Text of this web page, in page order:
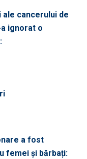
cancerului de
ignorat o
a fost
femei și bărbați: